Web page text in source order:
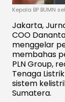
Kepala BP BUMN
Jakarta,
COO
menggelar
membahas
PLN Group,
Tenaga
sistem
Sumatera.